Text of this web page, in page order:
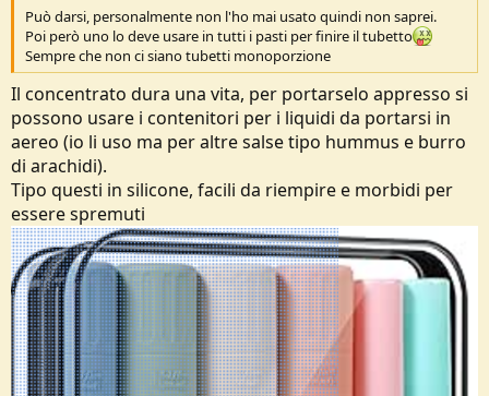
Può darsi, personalmente non l'ho mai usato quindi non saprei.
Poi però uno lo deve usare in tutti i pasti per finire il tubetto
Sempre che non ci siano tubetti monoporzione
Il concentrato dura una vita, per portarselo appresso si
possono usare i contenitori per i liquidi da portarsi in
aereo (io li uso ma per altre salse tipo hummus e burro
di arachidi).
Tipo questi in silicone, facili da riempire e morbidi per
essere spremuti